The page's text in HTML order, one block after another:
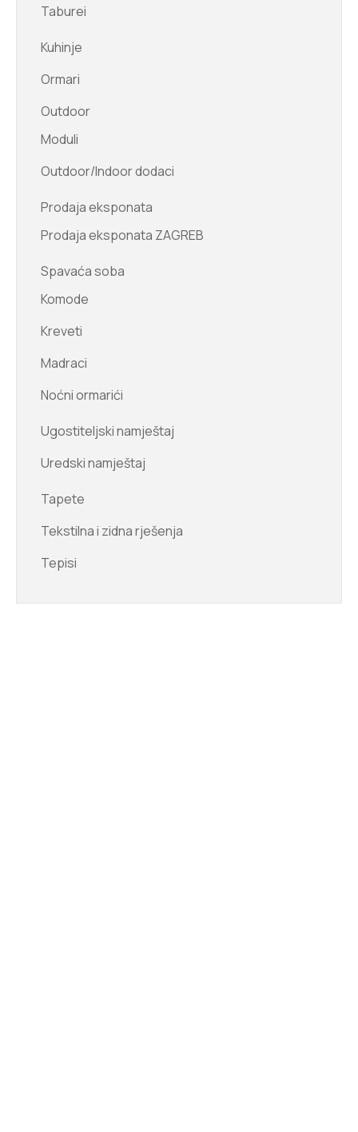
Taburei
Kuhinje
Ormari
Outdoor
Moduli
Outdoor/Indoor dodaci
Prodaja eksponata
Prodaja eksponata ZAGREB
Spavaća soba
Komode
Kreveti
Madraci
Noćni ormarići
Ugostiteljski namještaj
Uredski namještaj
Tapete
Tekstilna i zidna rješenja
Tepisi